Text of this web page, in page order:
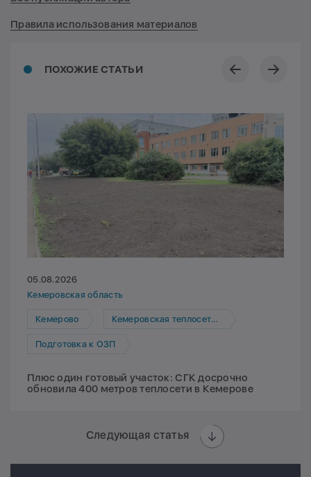
ПОХОЖИЕ СТАТЬИ
05.08.2026
Кемеровская область
Кемерово Кемеровская теплосетевая компания
Подготовка к ОЗП
Плюс один готовый участок: СГК досрочно
обновила 400 метров теплосети в Кемерове
Следующая статья
Правила использования материалов